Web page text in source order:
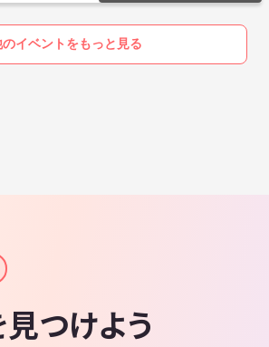
のイベントをもっと見る
見つけよう